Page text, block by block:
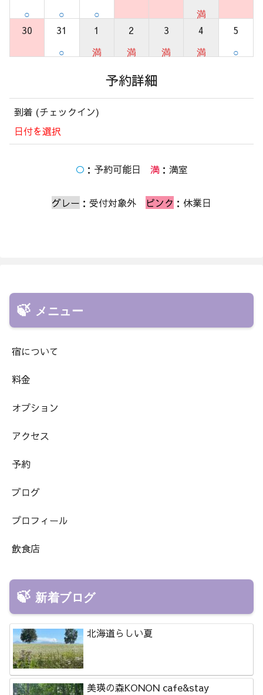
○ ○ ○ 満
30 31
○
1
満
2
満
3
満
4
満
5
○
予約詳細
到着 (チェックイン)
日付を選択
○ ：予約可能日 満 ：満室
グレー ：受付対象外 ピンク ：休業日
メニュー
宿について
料金
オプション
アクセス
予約
ブログ
プロフィール
飲食店
新着ブログ
北海道らしい夏
美瑛の森KONON cafe&stay